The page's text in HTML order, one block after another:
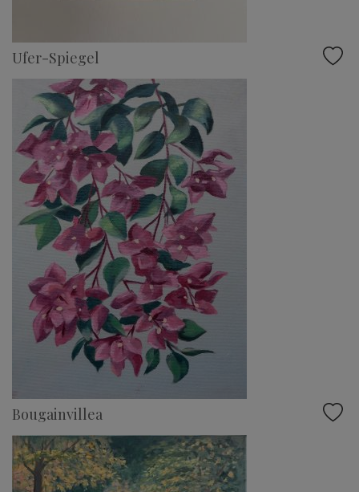
Ufer-Spiegel
Bougainvillea